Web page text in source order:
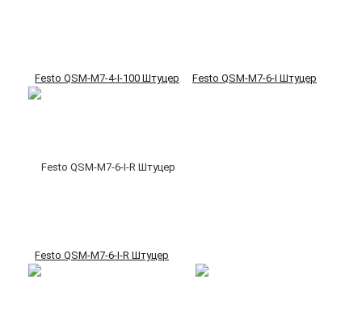
Festo QSM-M7-4-I-100 Штуцер Festo QSM-M7-6-I Штуцер
Festo QSM-M7-6-I-R Штуцер